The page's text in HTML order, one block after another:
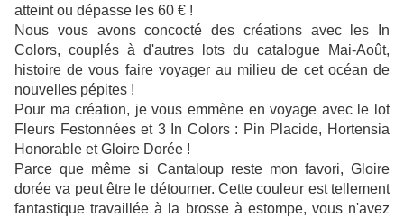
atteint ou dépasse les 60 € !
Nous vous avons concocté des créations avec les In
Colors, couplés à d'autres lots du catalogue Mai-Août,
histoire de vous faire voyager au milieu de cet océan de
nouvelles pépites !
Pour ma création, je vous emmène en voyage avec le lot
Fleurs Festonnées et 3 In Colors : Pin Placide, Hortensia
Honorable et Gloire Dorée !
Parce que même si Cantaloup reste mon favori, Gloire
dorée va peut être le détourner. Cette couleur est tellement
fantastique travaillée à la brosse à estompe, vous n'avez